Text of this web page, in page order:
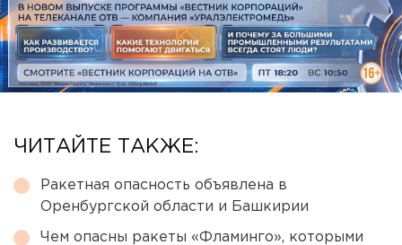
ЧИТАЙТЕ ТАКЖЕ:
Ракетная опасность объявлена в
Оренбургской области и Башкирии
Чем опасны ракеты «Фламинго», которыми